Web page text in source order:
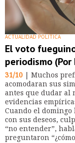
ACTUALIDAD POLÍTICA
El voto
periodismo
31/10 | Muchos
acomodaran sus
antes que dudar al
evidencias
Cuando el
con sus deseos,
“no entender”,
preguntaron